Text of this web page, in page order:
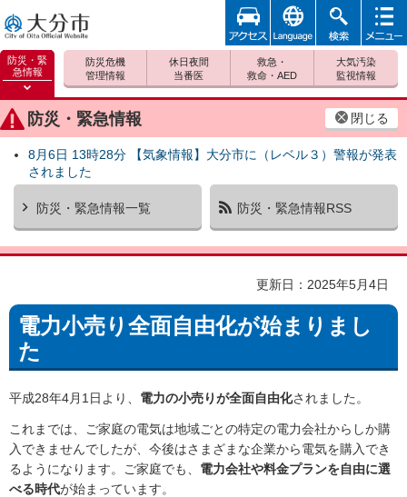
大分市
防災・緊
急情報
防災緊
急情報
を開く
防災・緊急情報 閉じる
8月6日 13時28分 【気象情報】大分市に（レベル３）警報が発表
されました
防災・緊急情報一覧 防災・緊急情報RSS
防災危機
管理情報
休日夜間
当番医
救急・
救命・AED
大気汚染
監視情報
アクセ
ス
foreign 検索
メニュ
更新日：2025年5月4日
電力小売り全面自由化が始まりまし
た
平成28年4月1日より、 電力の小売りが全面自由化されました。
これまでは、ご家庭の電気は地域ごとの特定の電力会社からしか購
入できませんでしたが、今後はさまざまな企業から電気を購入でき
るようになります。ご家庭でも、 電力会社や料金プランを自由に選
べる時代が始まっています。